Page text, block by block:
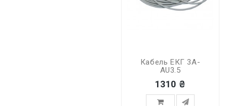
Кабель ЕКГ 3A-
AU3.5
1310 ₴